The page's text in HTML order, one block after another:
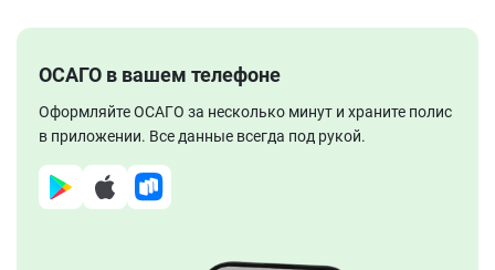
ОСАГО в вашем телефоне
Оформляйте ОСАГО за несколько минут и храните полис
в приложении. Все данные всегда под рукой.